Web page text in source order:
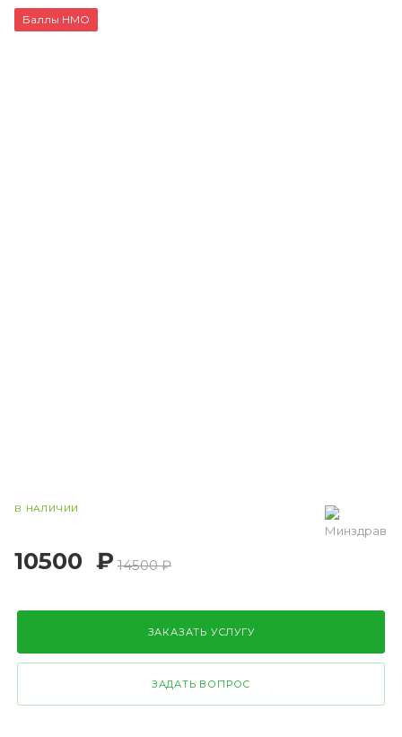
В НАЛИЧИИ
10500 ₽ 14500 ₽
ЗАКАЗАТЬ УСЛУГУ
ЗАДАТЬ ВОПРОС
Баллы НМО